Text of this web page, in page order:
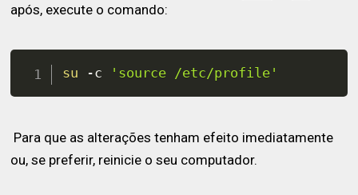
após, execute o comando:
su -c 'source /etc/profile'
Para que as alterações tenham efeito imediatamente
ou, se preferir, reinicie o seu computador.